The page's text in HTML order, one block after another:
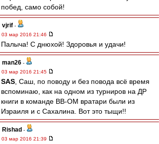
побед, само собой!
vjrif -
03 мар 2016 21:46
Палыча! С днюхой! Здоровья и удачи!
man26 -
03 мар 2016 21:45
SAS , Саш, по поводу и без повода всё время
вспоминаю, как на одном из турниров на ДР
книги в команде ВВ-ОМ вратари были из
Израиля и с Сахалина. Вот это тыщи!!
Rishad -
03 мар 2016 21:39